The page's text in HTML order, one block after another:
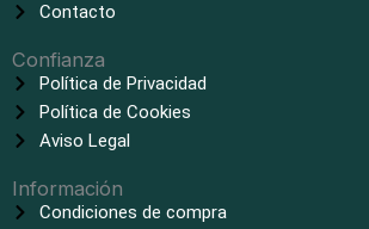
Contacto
Confianza
Política de Privacidad
Política de Cookies
Aviso Legal
Información
Condiciones de compra